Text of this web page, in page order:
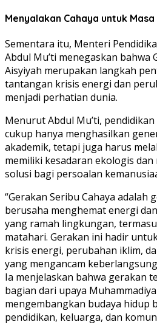
Menyalakan Cahaya untuk
Sementara itu, Menteri
Abdul Mu’ti menegaskan bahwa
Aisyiyah merupakan langkah
tantangan krisis energi dan
menjadi perhatian dunia.
Menurut Abdul Mu’ti,
cukup hanya menghasilkan
akademik, tetapi juga harus
memiliki kesadaran ekologis
solusi bagi persoalan
“Gerakan Seribu Cahaya adalah
berusaha menghemat energi
yang ramah lingkungan,
matahari. Gerakan ini hadir
krisis energi, perubahan iklim,
yang mengancam
Ia menjelaskan bahwa gerakan
bagian dari upaya
mengembangkan budaya hidup
pendidikan, keluarga, dan